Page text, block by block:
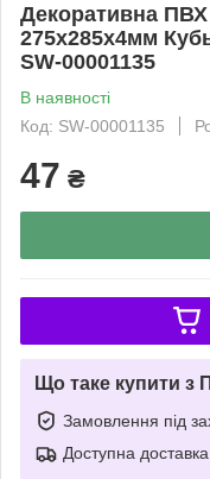
Декоративна ПВХ
275х285х4мм
SW-00001135
В наявності
Код: SW-00001135
47 ₴
Що таке купити з
Замовлення під
Доступна доставка